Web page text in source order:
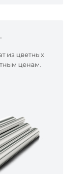
из цветных
ценам.